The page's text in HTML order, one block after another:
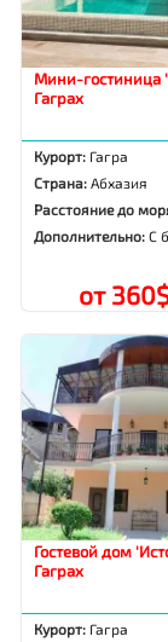
Мини-гостиница
Гаграх
Курорт: Гагра
Страна: Абхазия
Расстояние до
Дополнительно:С
от
Гостевой дом
Гаграх
Курорт: Гагра